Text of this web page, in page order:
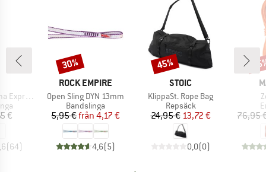
Schlinge
€
(64)
VARUMÄRKE
ROCK EMPIRE
Produkter
Open Sling DYN 13mm
Produktgrupp
Bandslinga
Pris
5,95 € Reducerat pris
från 4,17 €
4,6(5)
Rabatt
30%
VARUMÄRKE
STOIC
Produkter
KlippaSt. Rope Bag
Produktgrupp
Repsäck
Pris
24,95 €Reducerat pris
13,72 €
0,0(0)
Rabatt
45%
76,95